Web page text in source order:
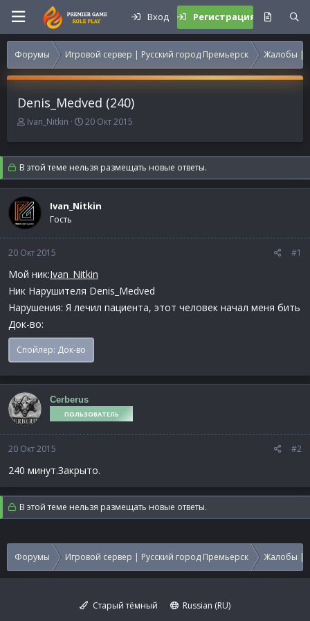
Вход Регистрация
Форумы Игровой сервер | Русский город Премьерск Жалобы |
Denis_Medved (240)
А
т
о
р
т
е
м
ы
Ivan_Nitkin
Д
т
а
н
а
а
20 Окт 2015
В этой теме нельзя размещать новые ответы.
Ivan_Nitkin
Гость
20 Окт 2015 #1
Мой ник:Ivan_Nitkin
Ник Нарушителя Denis_Medved
Нарушения: Я лечил пациента, этот человек начал меня бить
Док-во:
Спойлер: Док-во
Cerberus
ПОЛЬЗОВАТЕЛЬ
20 Окт 2015 #2
240 минут.Закрыто.
В этой теме нельзя размещать новые ответы.
Форумы Игровой сервер | Русский город Премьерск Жалобы |
Старый тёмный
Russian (RU)